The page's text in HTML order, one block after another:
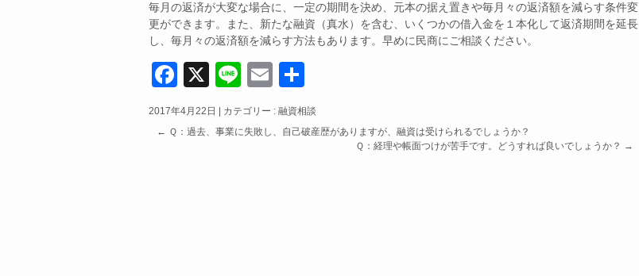
毎月の返済が大変な場合に、一定の期間を決め、元本の据え置きや毎月々の返済額を減らす条件変
更ができます。また、新たな融資（真水）を含む、いくつかの借入金を１本化して返済期間を延長
し、毎月々の返済額を減らす方法もあります。早めに民商にご相談ください。
F
a
c
X
Li
n
e
E
m
ail
有
2017年4月22日 カテゴリー : 融資相談
← Ｑ：過去、事業に失敗し、自己破産歴がありますが、融資は受けられるでしょうか？
Ｑ：経理や帳面つけが苦手です。どうすれば良いでしょうか？ →